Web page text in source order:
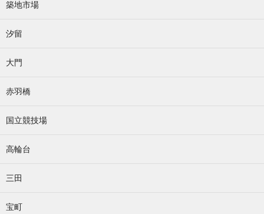
築地市場
汐留
大門
赤羽橋
国立競技場
高輪台
三田
宝町